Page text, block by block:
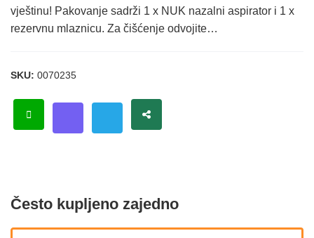
vještinu! Pakovanje sadrži 1 x NUK nazalni aspirator i 1 x
rezervnu mlaznicu. Za čišćenje odvojite…
SKU: 0070235
Često kupljeno zajedno